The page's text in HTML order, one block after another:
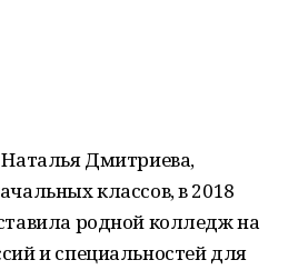
Дмитриева,
классов, в 2018
родной колледж на
и специальностей для